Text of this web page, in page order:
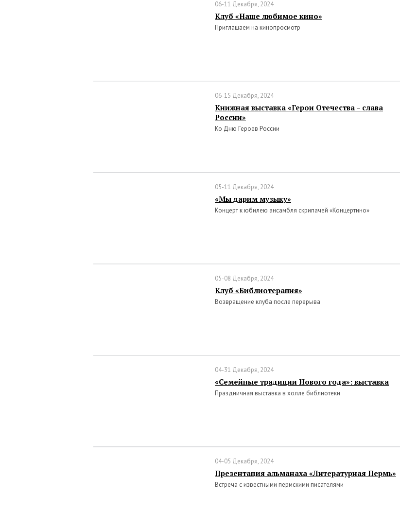
06-11 Декабря, 2024
Клуб «Наше любимое кино»
Приглашаем на кинопросмотр
06-15 Декабря, 2024
Книжная выставка «Герои Отечества – слава
России»
Ко Дню Героев России
05-11 Декабря, 2024
«Мы дарим музыку»
Концерт к юбилею ансамбля скрипачей «Концертино»
05-08 Декабря, 2024
Клуб «Библиотерапия»
Возвращение клуба после перерыва
04-31 Декабря, 2024
«Семейные традиции Нового года»: выставка
Праздничная выставка в холле библиотеки
04-05 Декабря, 2024
Презентация альманаха «Литературная Пермь»
Встреча с известными пермскими писателями